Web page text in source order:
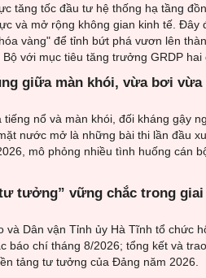
tăng tốc đầu tư hệ thống hạ tầng
và mở rộng không gian kinh tế. Đây
vàng" để tỉnh bứt phá vươn lên
với mục tiêu tăng trưởng GRDP hai
giữa màn khói, vừa bơi vừa
nổ và màn khói, đối kháng gậy
nước mở là những bài thi lần đầu
mô phỏng nhiều tình huống cán
tưởng” vững chắc trong
và Dân vận Tỉnh ủy Hà Tĩnh tổ chức
báo chí tháng 8/2026; tổng kết và
tảng tư tưởng của Đảng năm 2026.